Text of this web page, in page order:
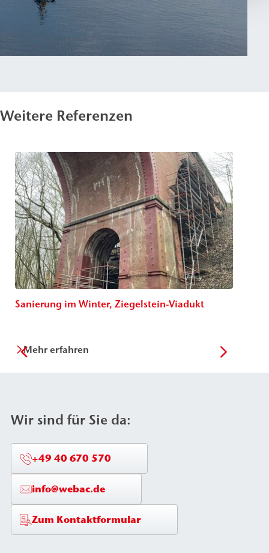
Weitere Referenzen
Sanierung im Winter, Ziegelstein-Viadukt
Mehr erfahren
Wir sind für Sie da:
+49 40 670 570
info@webac.de
Zum Kontaktformular